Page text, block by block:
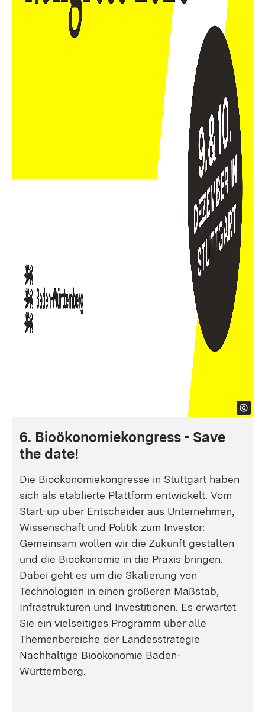
6. Bioökonomiekongress - Save
the date!
Die Bioökonomiekongresse in Stuttgart haben
sich als etablierte Plattform entwickelt. Vom
Start-up über Entscheider aus Unternehmen,
Wissenschaft und Politik zum Investor:
Gemeinsam wollen wir die Zukunft gestalten
und die Bioökonomie in die Praxis bringen.
Dabei geht es um die Skalierung von
Technologien in einen größeren Maßstab,
Infrastrukturen und Investitionen. Es erwartet
Sie ein vielseitiges Programm über alle
Themenbereiche der Landesstrategie
Nachhaltige Bioökonomie Baden-
Württemberg.